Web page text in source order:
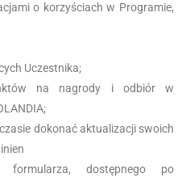
o korzyściach w Programie,
Uczestnika;
na nagrody i odbiór w
dokonać aktualizacji swoich
formularza, dostępnego po